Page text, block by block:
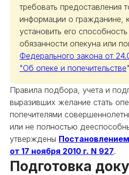
требовать предоставления
информации о гражданине,
установить его
обязанности опекуна или
Федерального закона от
"Об опеке и попечительстве
Правила подбора, учета и
выразивших желание стать
попечителями
или не полностью
утверждены
от 17 ноября 2010 г. N 927.
Подготовка